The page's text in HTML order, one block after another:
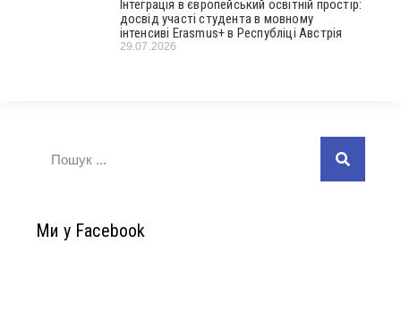
Інтеграція в європейський освітній простір:
досвід участі студента в мовному
інтенсиві Erasmus+ в Республіці Австрія
29.07.2026
Ми у Facebook